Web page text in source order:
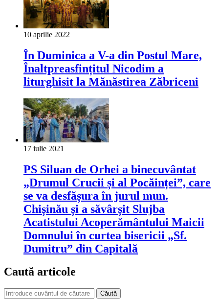
10 aprilie 2022
În Duminica a V-a din Postul Mare,
Înaltpreasfințitul Nicodim a
liturghisit la Mănăstirea Zăbriceni
17 iulie 2021
PS Siluan de Orhei a binecuvântat
„Drumul Crucii și al Pocăinței”, care
se va desfășura în jurul mun.
Chișinău și a săvârșit Slujba
Acatistului Acoperământului Maicii
Domnului în curtea bisericii „Sf.
Dumitru” din Capitală
Caută articole
Căută